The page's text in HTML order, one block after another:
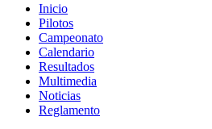
Inicio
Pilotos
Campeonato
Calendario
Resultados
Multimedia
Noticias
Reglamento